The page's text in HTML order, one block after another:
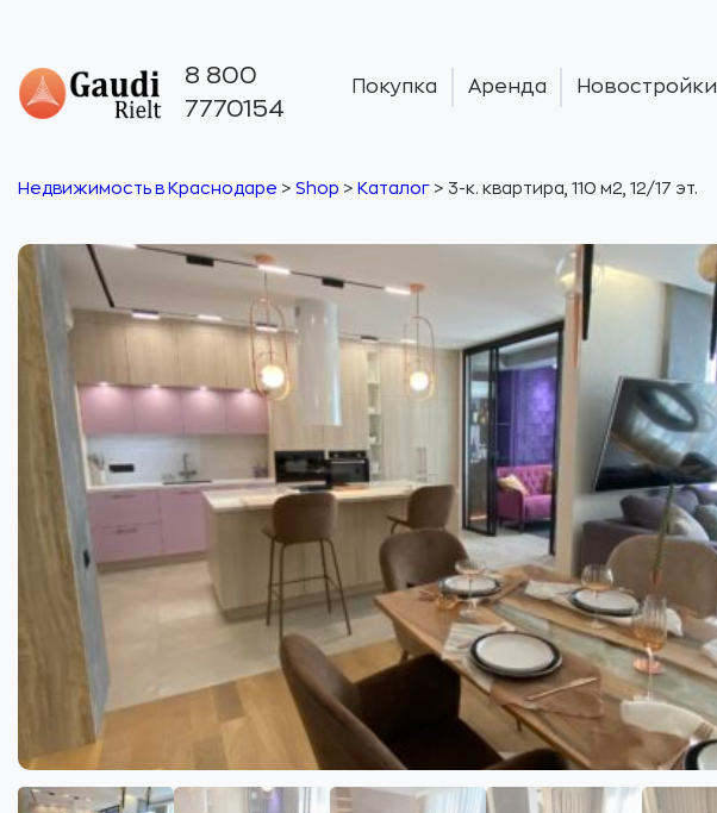
8 800
7770154
Покупка Аренда Новостройки
Недвижимость в Краснодаре > Shop > Каталог > 3-к. квартира, 110 м2, 12/17 эт.